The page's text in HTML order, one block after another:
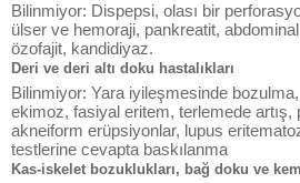
Bilinmiyor: Dispepsi, olası bir
ülser ve hemoraji, pankreatit,
özofajit, kandidiyaz.
Deri ve deri altı doku hastalıkları
Bilinmiyor: Yara iyileşmesinde
ekimoz, fasiyal eritem, terlemede artış,
akneiform erüpsiyonlar, lupus
testlerine cevapta baskılanma
Kas-iskelet bozuklukları, bağ doku ve